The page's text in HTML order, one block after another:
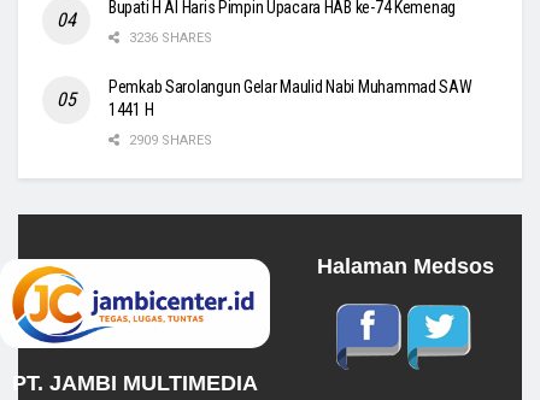
Bupati H Al Haris Pimpin Upacara HAB ke-74 Kemenag
3236 SHARES
Pemkab Sarolangun Gelar Maulid Nabi Muhammad SAW
1441 H
2909 SHARES
PT. JAMBI MULTIMEDIA
Halaman Medsos